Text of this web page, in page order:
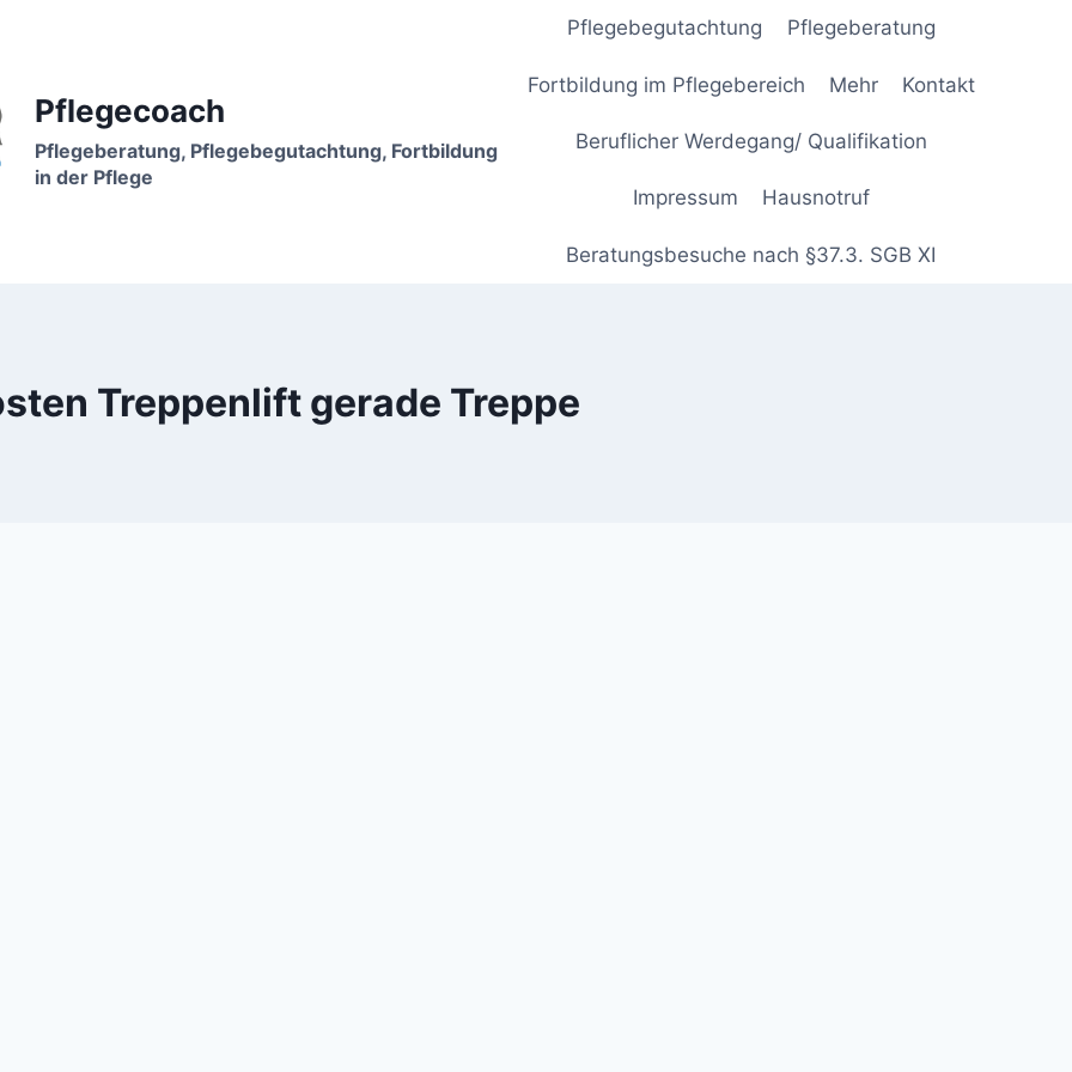
Pflegecoach
Pflegeberatung, Pflegebegutachtung, Fortbildung
in der Pflege
Pflegebegutachtung Pflegeberatung
Fortbildung im Pflegebereich Mehr Kontakt
Beruflicher Werdegang/ Qualifikation
Impressum Hausnotruf
Beratungsbesuche nach §37.3. SGB XI
Treppenlift gerade Treppe